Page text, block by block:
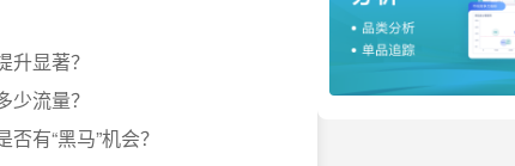
显著？
流量？
有“黑马”机会？